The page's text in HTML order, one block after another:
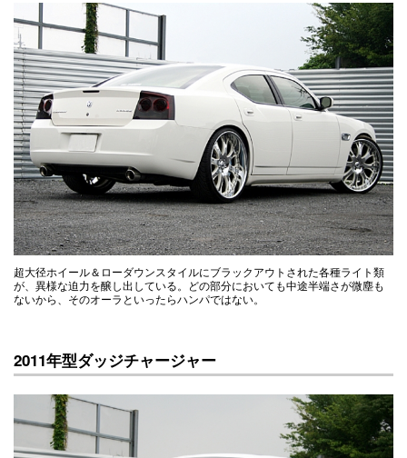
超大径ホイール＆ローダウンスタイルにブラックアウトされた各種ライト類
が、異様な迫力を醸し出している。どの部分においても中途半端さが微塵も
ないから、そのオーラといったらハンパではない。
2011年型ダッジチャージャー